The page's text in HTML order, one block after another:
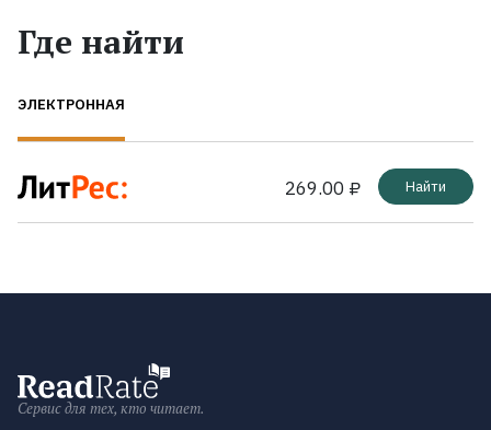
Где найти
ЭЛЕКТРОННАЯ
269.00 ₽ Найти
Сервис для тех, кто читает.